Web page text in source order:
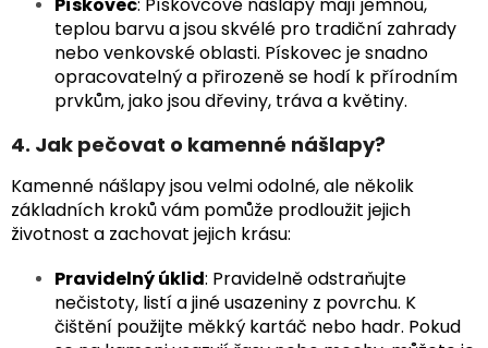
teplou barvu a jsou skvélé pro tradiční zahrady
nebo venkovské oblasti. Pískovec je snadno
opracovatelný a přirozeně se hodí k přírodním
prvkům, jako jsou dřeviny, tráva a květiny.
4. Jak pečovat o kamenné nášlapy?
Kamenné nášlapy jsou velmi odolné, ale několik
základních kroků vám pomůže prodloužit jejich
životnost a zachovat jejich krásu:
Pravidelný úklid: Pravidelně odstraňujte
nečistoty, listí a jiné usazeniny z povrchu. K
čištění použijte měkký kartáč nebo hadr. Pokud